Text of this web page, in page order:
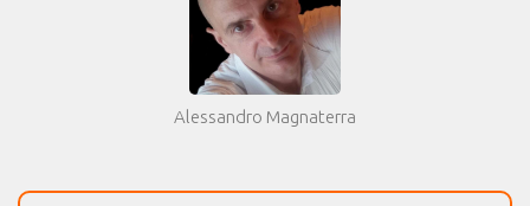
Alessandro Magnaterra